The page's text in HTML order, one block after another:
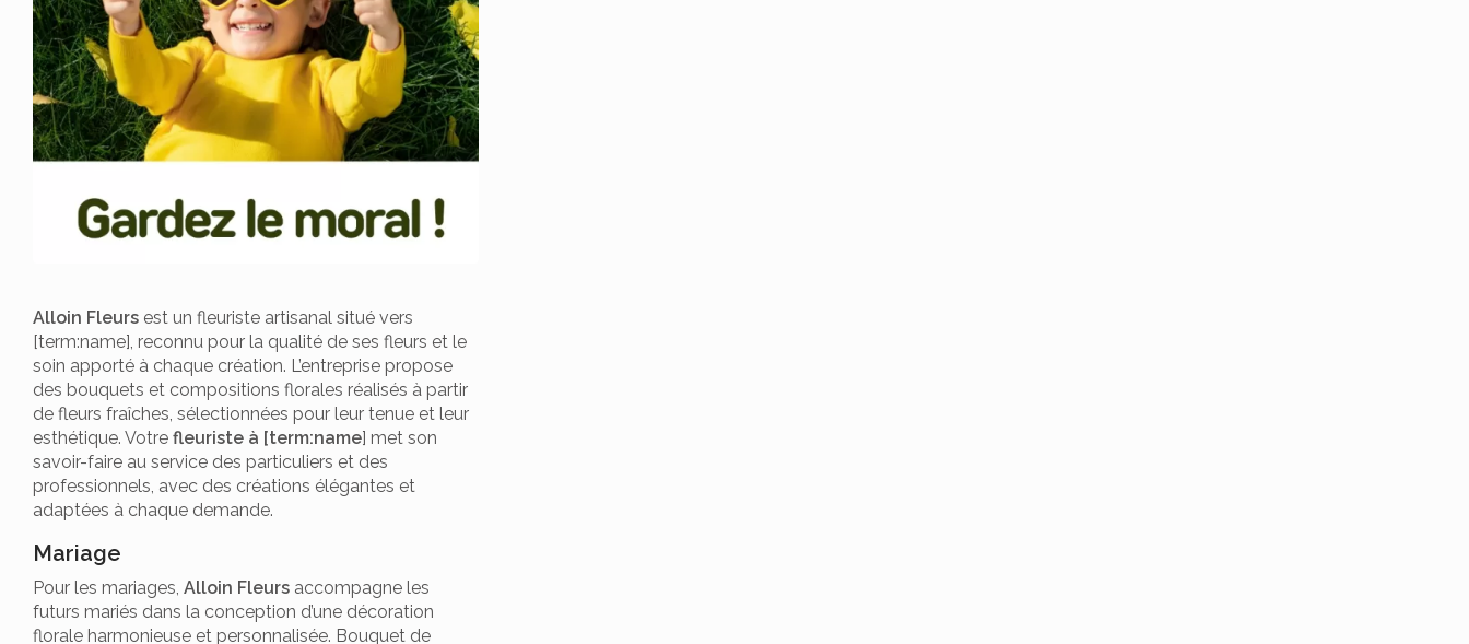
Alloin Fleurs est un fleuriste artisanal situé vers
[term:name], reconnu pour la qualité de ses fleurs et le
soin apporté à chaque création. L’entreprise propose
des bouquets et compositions florales réalisés à partir
de fleurs fraîches, sélectionnées pour leur tenue et leur
esthétique. Votre fleuriste à [term:name] met son
savoir-faire au service des particuliers et des
professionnels, avec des créations élégantes et
adaptées à chaque demande.
Mariage
Pour les mariages, Alloin Fleurs accompagne les
futurs mariés dans la conception d’une décoration
florale harmonieuse et personnalisée. Bouquet de